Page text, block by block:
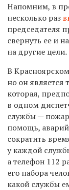
Напомним, в
несколько раз
председателя
свернуть ее и
на другие цели.
В
но он является
которая,
в одном
службы —
помощь,
сократить
у каждой
а телефон 112
его набора
какой службы